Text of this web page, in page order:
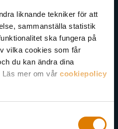
liknande tekniker för att
sammanställa statistik
ska fungera på
vilka cookies som får
du kan ändra dina
Läs mer om vår cookiepolicy
i din inkorg
på våra olika nyhetsbrev och
Allmännyttan
och för dig som är
inom olika ämnen.